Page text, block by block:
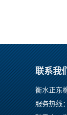
联系我
衡水正东
服务热线